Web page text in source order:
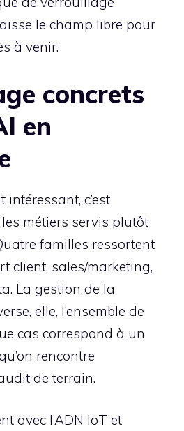
le champ libre pour
à venir.
concrets
en
c’est
métiers servis plutôt
familles ressortent
client, sales/marketing,
La gestion de la
elle, l’ensemble de
cas correspond à un
rencontre
de terrain.
avec l’ADN IoT et